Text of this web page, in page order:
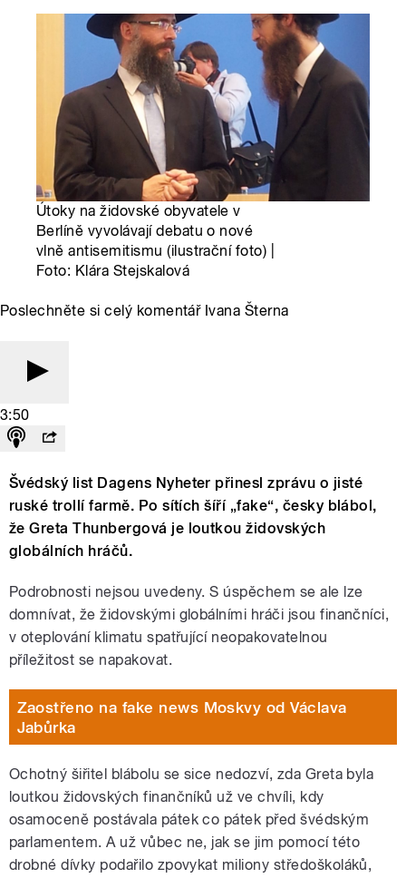
Útoky na židovské obyvatele v
Berlíně vyvolávají debatu o nové
vlně antisemitismu (ilustrační foto) |
Foto: Klára Stejskalová
Poslechněte si celý komentář Ivana Šterna
3:50
Švédský list Dagens Nyheter přinesl zprávu o jisté
ruské trollí farmě. Po sítích šíří „fake“, česky blábol,
že Greta Thunbergová je loutkou židovských
globálních hráčů.
Podrobnosti nejsou uvedeny. S úspěchem se ale lze
domnívat, že židovskými globálními hráči jsou finančníci,
v oteplování klimatu spatřující neopakovatelnou
příležitost se napakovat.
Zaostřeno na fake news Moskvy od Václava
Jabůrka
Ochotný šiřitel blábolu se sice nedozví, zda Greta byla
loutkou židovských finančníků už ve chvíli, kdy
osamoceně postávala pátek co pátek před švédským
parlamentem. A už vůbec ne, jak se jim pomocí této
drobné dívky podařilo zpovykat miliony středoškoláků,